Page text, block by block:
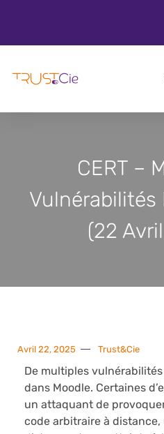
CERT –
Vulnérabilités
(22
Avril 22, 2025 Trust&Cie
De multiples
dans Moodle. Certaines
un attaquant de
code arbitraire à distance,